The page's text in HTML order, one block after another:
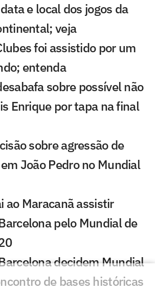
e local dos jogos da
veja
foi assistido por um
entenda
sobre possível não
Enrique por tapa na final
sobre agressão de
João Pedro no Mundial
ao Maracanã assistir
pelo Mundial de
decidem Mundial
de bases históricas